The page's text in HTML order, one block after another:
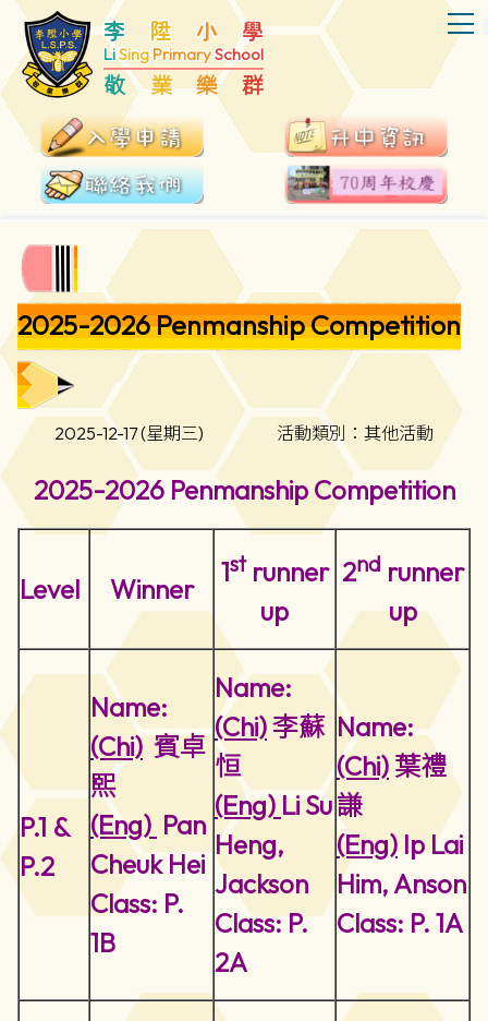
李 陞 小 學
LiSingPrimarySchool
敬 業 樂 群
2025-2026 Penmanship Competition
2025-12-17 (星期三) 活動類別：其他活動
2025-2026 Penmanship Competition
Level Winner
1strunner
up
2nd runner
up
P.1 &
P.2
Name:
(Chi)賓卓
熙
(Eng) Pan
Cheuk Hei
Class: P.
1B
Name:
(Chi)李蘇
恒
(Eng)Li Su
Heng,
Jackson
Class: P.
2A
Name:
(Chi) 葉禮
謙
(Eng)Ip Lai
Him, Anson
Class: P. 1A